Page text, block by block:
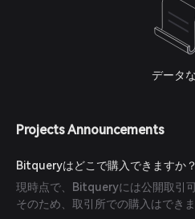
データ
Projects Announcements
Bitqueryはどこで購入できますか？
現時点で、Bitqueryには公開取引
そのため、取引所での購入はできま